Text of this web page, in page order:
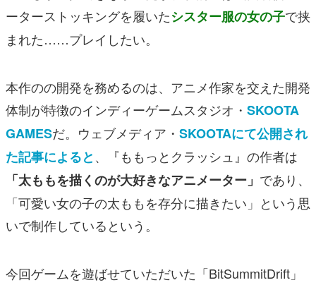
ーターストッキングを履いたシスター服の女の子で挟
まれた……プレイしたい。
本作のの開発を務めるのは、アニメ作家を交えた開発
体制が特徴のインディーゲームスタジオ・ SKOOTA
GAMESだ。ウェブメディア・ SKOOTAにて公開され
た記事によると、『ももっとクラッシュ』の作者は
「太ももを描くのが大好きなアニメーター」 であり、
「可愛い女の子の太ももを存分に描きたい」という思
いで制作しているという。
今回ゲームを遊ばせていただいた「BitSummitDrift」